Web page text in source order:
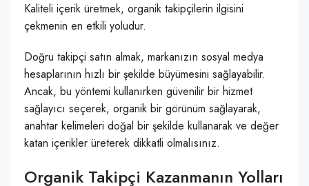
Kaliteli içerik üretmek, organik takipçilerin ilgisini
çekmenin en etkili yoludur.
Doğru takipçi satın almak, markanızın sosyal medya
hesaplarının hızlı bir şekilde büyümesini sağlayabilir.
Ancak, bu yöntemi kullanırken güvenilir bir hizmet
sağlayıcı seçerek, organik bir görünüm sağlayarak,
anahtar kelimeleri doğal bir şekilde kullanarak ve değer
katan içerikler üreterek dikkatli olmalısınız.
Organik Takipçi Kazanmanın Yolları